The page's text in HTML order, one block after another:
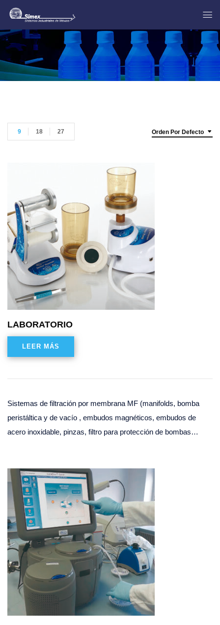
Orden Por Defecto
9 18 27
LABORATORIO
LEER MÁS
Sistemas de filtración por membrana MF (manifolds, bomba
peristáltica y de vacío , embudos magnéticos, embudos de
acero inoxidable, pinzas, filtro para protección de bombas…